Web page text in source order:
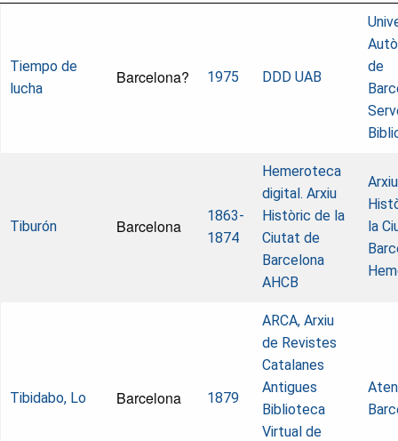
Tiempo de
lucha
Barcelona? 1975 DDD UAB
de
Tiburón Barcelona
1863-
1874
Hemeroteca
digital. Arxiu
Històric de la
Ciutat de
Barcelona
AHCB
Arxiu
la
Tibidabo, Lo Barcelona 1879
ARCA, Arxiu
de Revistes
Catalanes
Antigues
Biblioteca
Virtual de